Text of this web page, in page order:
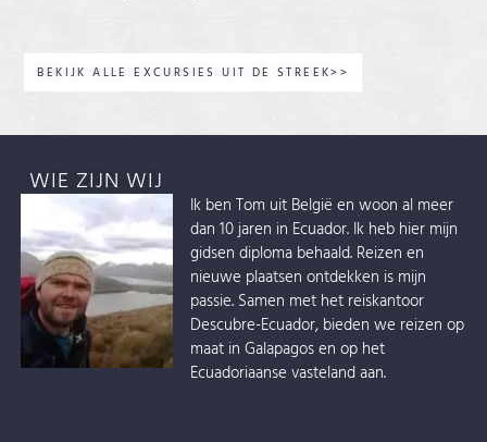
BEKIJK ALLE EXCURSIES UIT DE STREEK>>
WIE ZIJN WIJ
Ik ben Tom uit België en woon al meer
dan 10 jaren in Ecuador. Ik heb hier mijn
gidsen diploma behaald. Reizen en
nieuwe plaatsen ontdekken is mijn
passie. Samen met het reiskantoor
Descubre-Ecuador, bieden we reizen op
maat in Galapagos en op het
Ecuadoriaanse vasteland aan.